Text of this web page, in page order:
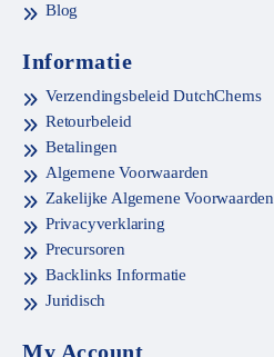
Blog
Informatie
Verzendingsbeleid DutchChems
Retourbeleid
Betalingen
Algemene Voorwaarden
Zakelijke Algemene Voorwaarden
Privacyverklaring
Precursoren
Backlinks Informatie
Juridisch
My Account